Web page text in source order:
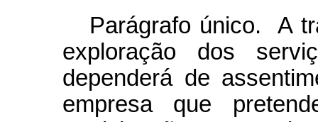
Parágrafo único. A
exploração dos
dependerá de
empresa que